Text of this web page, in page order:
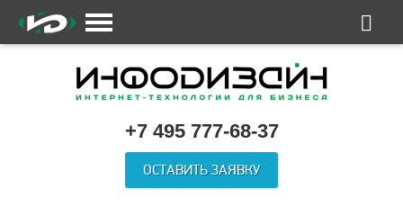
+7 495 777-68-37
ОСТАВИТЬ ЗАЯВКУ